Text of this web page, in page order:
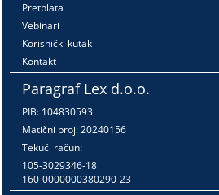
Pretplata
Vebinari
Korisnički kutak
Kontakt
Paragraf Lex d.o.o.
PIB: 104830593
Matični broj: 20240156
Tekući račun:
105-3029346-18
160-0000000380290-23